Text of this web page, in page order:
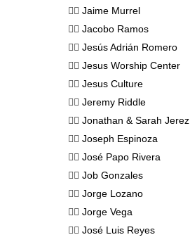
👉🏻 Jaime Murrel
👉🏻 Jacobo Ramos
👉🏻 Jesús Adrián Romero
👉🏻 Jesus Worship Center
👉🏻 Jesus Culture
👉🏻 Jeremy Riddle
👉🏻 Jonathan & Sarah Jerez
👉🏻 Joseph Espinoza
👉🏻 José Papo Rivera
👉🏻 Job Gonzales
👉🏻 Jorge Lozano
👉🏻 Jorge Vega
👉🏻 José Luis Reyes